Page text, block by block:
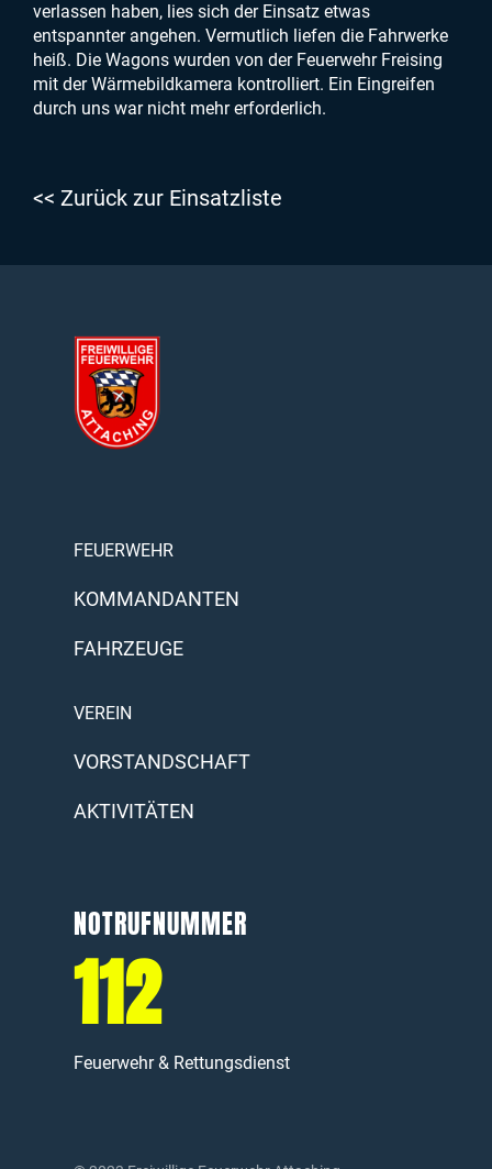
verlassen haben, lies sich der Einsatz etwas
entspannter angehen. Vermutlich liefen die Fahrwerke
heiß. Die Wagons wurden von der Feuerwehr Freising
mit der Wärmebildkamera kontrolliert. Ein Eingreifen
durch uns war nicht mehr erforderlich.
<< Zurück zur Einsatzliste
FEUERWEHR
KOMMANDANTEN
FAHRZEUGE
VEREIN
VORSTANDSCHAFT
AKTIVITÄTEN
NOTRUFNUMMER
112
Feuerwehr & Rettungsdienst